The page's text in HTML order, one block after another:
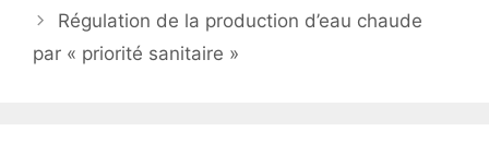
Régulation de la production d’eau chaude
par « priorité sanitaire »